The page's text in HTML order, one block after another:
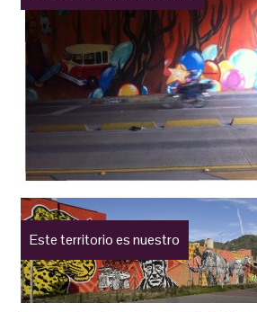
Este territorio es nuestro